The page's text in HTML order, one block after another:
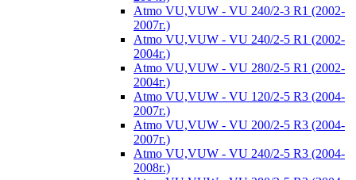
Atmo VU,VUW - VU 240/2-3 R1 (2002-
2007г.)
Atmo VU,VUW - VU 240/2-5 R1 (2002-
2004г.)
Atmo VU,VUW - VU 280/2-5 R1 (2002-
2004г.)
Atmo VU,VUW - VU 120/2-5 R3 (2004-
2007г.)
Atmo VU,VUW - VU 200/2-5 R3 (2004-
2007г.)
Atmo VU,VUW - VU 240/2-5 R3 (2004-
2008г.)